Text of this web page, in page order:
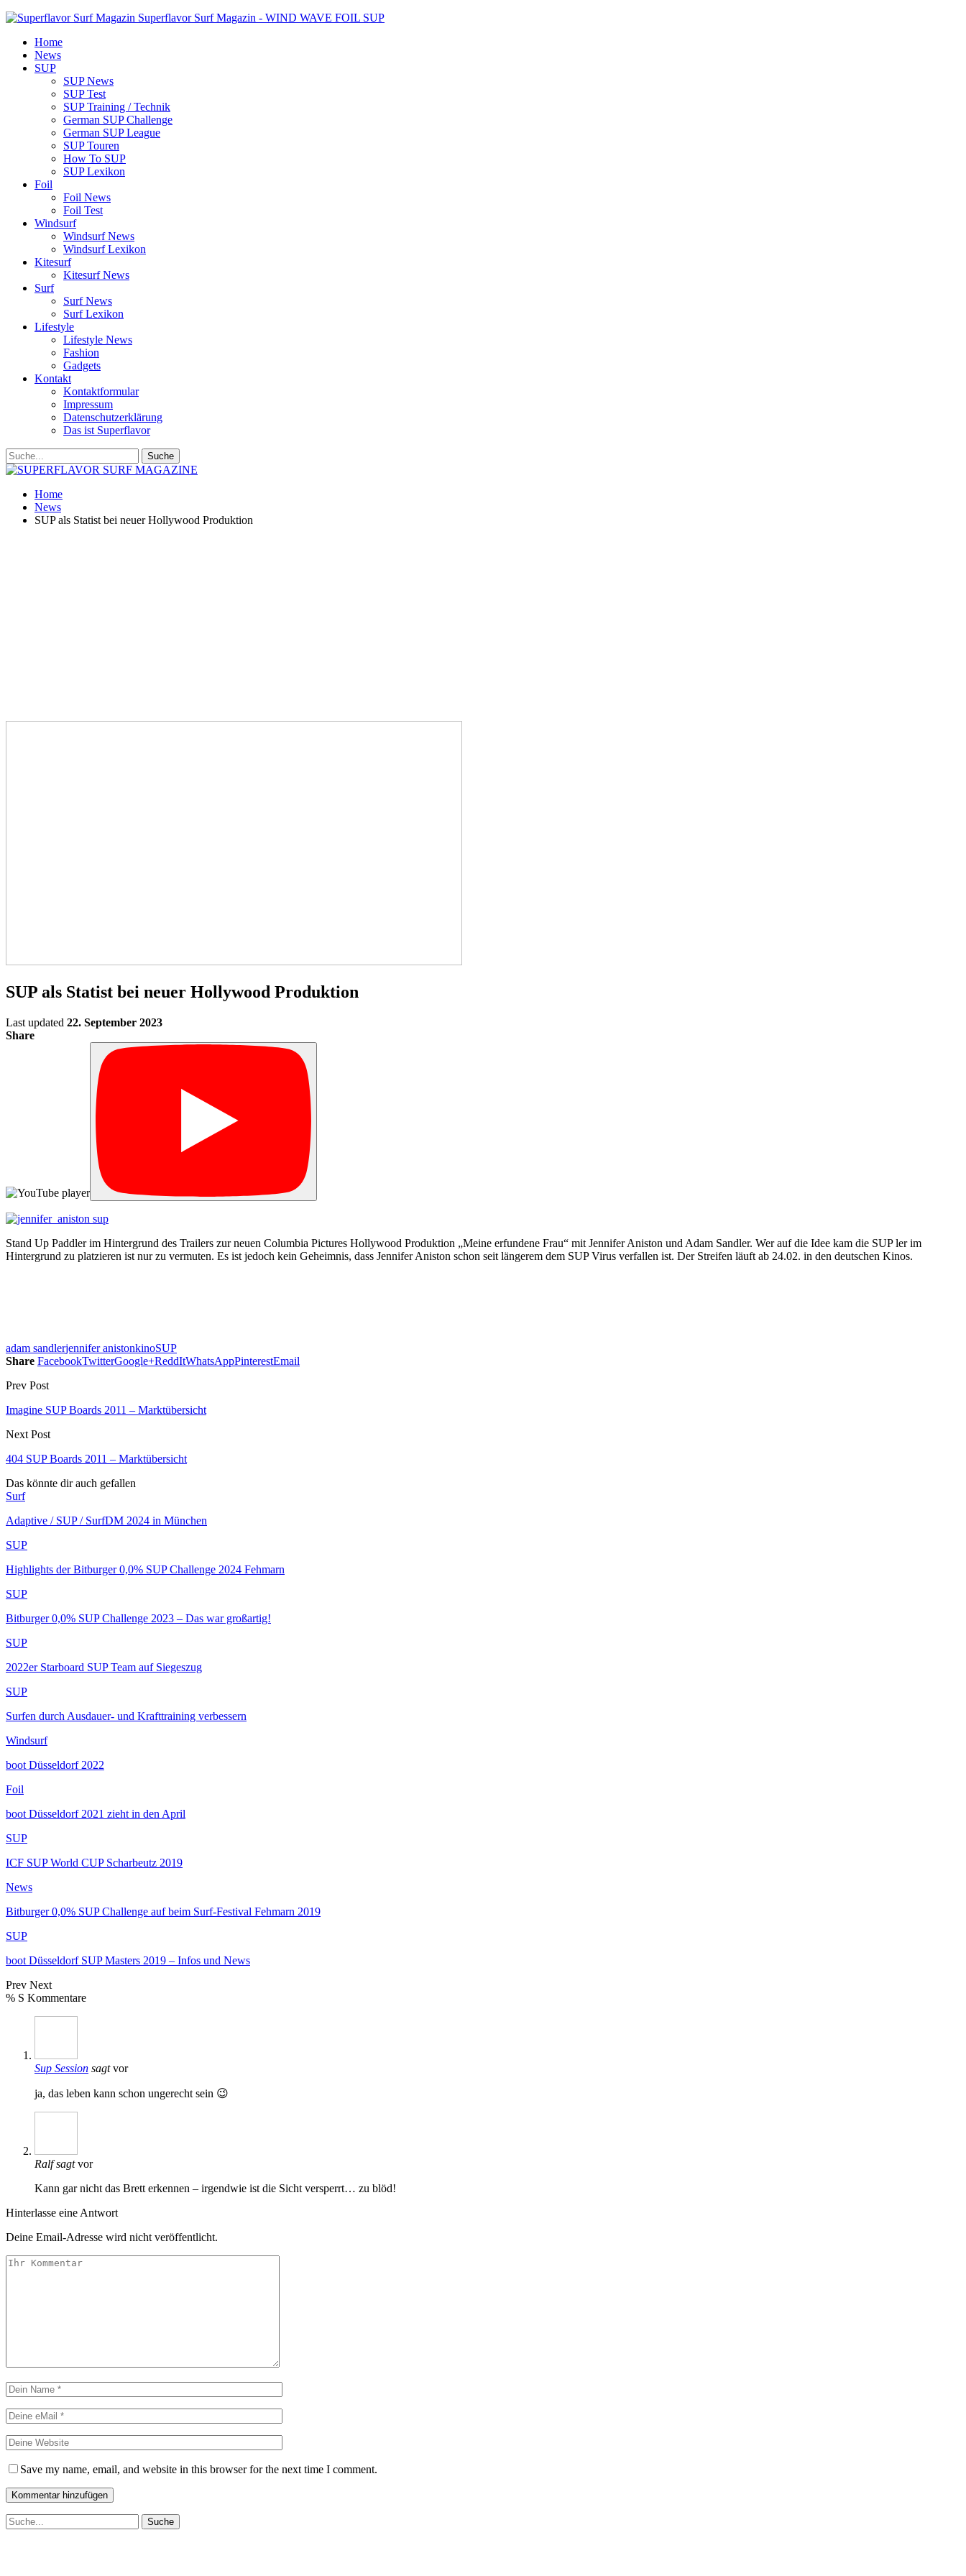
Superflavor Surf Magazin - WIND WAVE FOIL SUP
Home
News
SUP
SUP News
SUP Test
SUP Training / Technik
German SUP Challenge
German SUP League
SUP Touren
How To SUP
SUP Lexikon
Foil
Foil News
Foil Test
Windsurf
Windsurf News
Windsurf Lexikon
Kitesurf
Kitesurf News
Surf
Surf News
Surf Lexikon
Lifestyle
Lifestyle News
Fashion
Gadgets
Kontakt
Kontaktformular
Impressum
Datenschutzerklärung
Das ist Superflavor
Home
News
SUP als Statist bei neuer Hollywood Produktion
SUP als Statist bei neuer Hollywood Produktion
Last updated 22. September 2023
Share
Stand Up Paddler im Hintergrund des Trailers zur neuen Columbia Pictures Hollywood Produktion „Meine erfundene Frau“ mit Jennifer Aniston und Adam Sandler. Wer auf die Idee kam die SUP ler im
Hintergrund zu platzieren ist nur zu vermuten. Es ist jedoch kein Geheimnis, dass Jennifer Aniston schon seit längerem dem SUP Virus verfallen ist. Der Streifen läuft ab 24.02. in den deutschen Kinos.
adam sandlerjennifer anistonkinoSUP
Share FacebookTwitterGoogle+ReddItWhatsAppPinterestEmail
Prev Post
Imagine SUP Boards 2011 – Marktübersicht
Next Post
404 SUP Boards 2011 – Marktübersicht
Das könnte dir auch gefallen
Surf
Adaptive / SUP / SurfDM 2024 in München
SUP
Highlights der Bitburger 0,0% SUP Challenge 2024 Fehmarn
SUP
Bitburger 0,0% SUP Challenge 2023 – Das war großartig!
SUP
2022er Starboard SUP Team auf Siegeszug
SUP
Surfen durch Ausdauer- und Krafttraining verbessern
Windsurf
boot Düsseldorf 2022
Foil
boot Düsseldorf 2021 zieht in den April
SUP
ICF SUP World CUP Scharbeutz 2019
News
Bitburger 0,0% SUP Challenge auf beim Surf-Festival Fehmarn 2019
SUP
boot Düsseldorf SUP Masters 2019 – Infos und News
Prev Next
% S Kommentare
Sup Session sagt vor
ja, das leben kann schon ungerecht sein 😉
Ralfsagt vor
Kann gar nicht das Brett erkennen – irgendwie ist die Sicht versperrt… zu blöd!
Hinterlasse eine Antwort
Deine Email-Adresse wird nicht veröffentlicht.
Save my name, email, and website in this browser for the next time I comment.